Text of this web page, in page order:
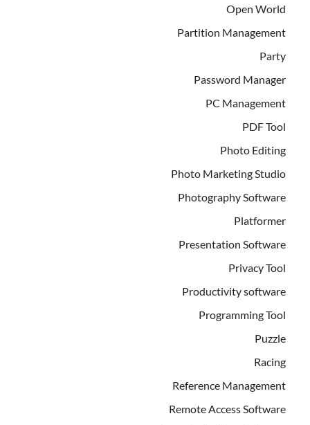
Open World
Partition Management
Party
Password Manager
PC Management
PDF Tool
Photo Editing
Photo Marketing Studio
Photography Software
Platformer
Presentation Software
Privacy Tool
Productivity software
Programming Tool
Puzzle
Racing
Reference Management
Remote Access Software